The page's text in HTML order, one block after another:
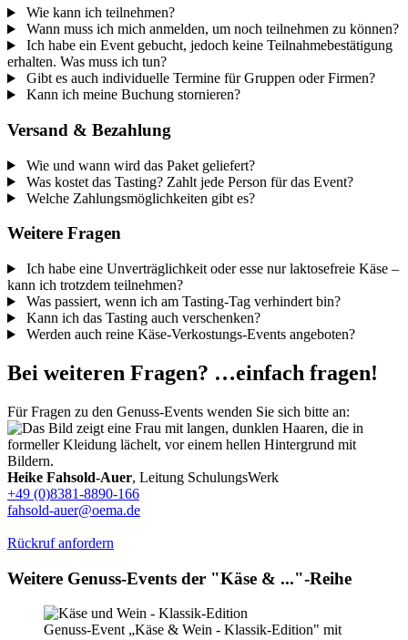
Wie kann ich teilnehmen?
Wann muss ich mich anmelden, um noch teilnehmen zu können?
Ich habe ein Event gebucht, jedoch keine Teilnahmebestätigung
erhalten. Was muss ich tun?
Gibt es auch individuelle Termine für Gruppen oder Firmen?
Kann ich meine Buchung stornieren?
Versand & Bezahlung
Wie und wann wird das Paket geliefert?
Was kostet das Tasting? Zahlt jede Person für das Event?
Welche Zahlungsmöglichkeiten gibt es?
Weitere Fragen
Ich habe eine Unverträglichkeit oder esse nur laktosefreie Käse –
kann ich trotzdem teilnehmen?
Was passiert, wenn ich am Tasting-Tag verhindert bin?
Kann ich das Tasting auch verschenken?
Werden auch reine Käse-Verkostungs-Events angeboten?
Bei weiteren Fragen? …einfach fragen!
Für Fragen zu den Genuss-Events wenden Sie sich bitte an:
Heike Fahsold-Auer, Leitung SchulungsWerk
+49 (0)8381-8890-166
fahsold-auer@oema.de
Rückruf anfordern
Weitere Genuss-Events der "Käse & ..."-Reihe
Genuss-Event „Käse & Wein - Klassik-Edition" mit